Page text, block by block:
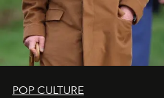
POP CULTURE